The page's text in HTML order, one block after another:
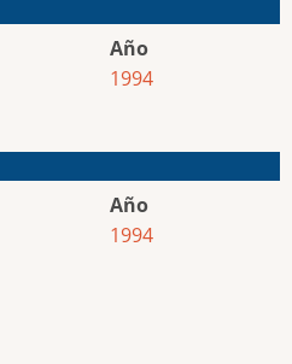
Año
1994
Año
1994